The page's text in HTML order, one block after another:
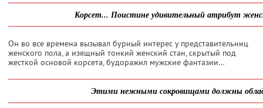
Корсет... Поистине удивительный атрибут
Он во все времена вызывал бурный интерес у представительниц
женского пола, а изящный тонкий женский стан, скрытый под
жесткой основой корсета, будоражил мужские фантазии…
Этими нежными сокровищами должны